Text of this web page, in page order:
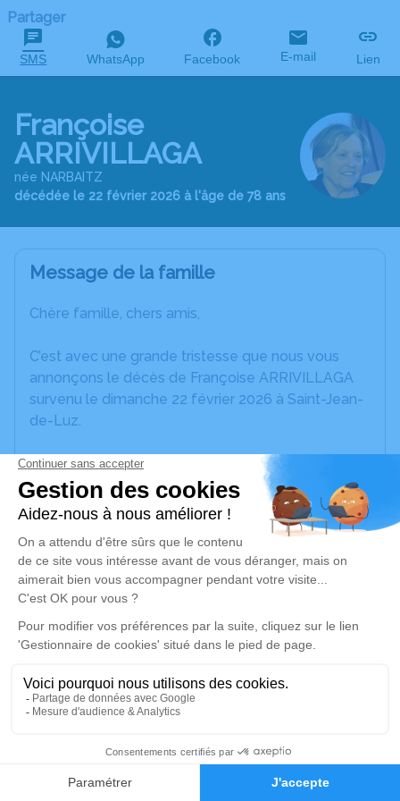
Faire-part Hommages
Partager
SMS WhatsApp Facebook E-mail Lien
Françoise
ARRIVILLAGA
née NARBAITZ
décédée le 22 février 2026 à l'âge de 78 ans
Message de la famille
Chère famille, chers amis,
C’est avec une grande tristesse que nous vous
annonçons le décès de Françoise ARRIVILLAGA
survenu le dimanche 22 février 2026 à Saint-Jean-
de-Luz.
Nous vous invitons à utiliser cet espace pour
laisser vos condoléances, partager des photos
souvenirs, une anecdote ou exprimer vos pensées
à travers des poèmes ou des textes. Cet endroit
est un lieu d'expression dédié à honorer la
mémoire de Françoise ARRIVILLAGA.
disponible ici.
Je rends hommage
jeudi 26 février 2026 à 14h30
Église Saint Vincent d'Urrugne